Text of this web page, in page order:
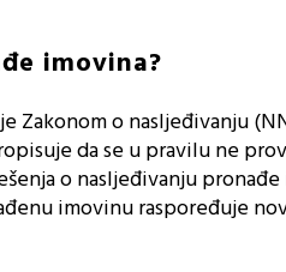
imovina?
Zakonom o nasljeđivanju
da se u pravilu ne
o nasljeđivanju
imovinu raspoređuje